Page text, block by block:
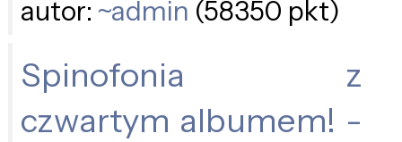
autor: ~admin (58350 pkt)
Spinofonia z
czwartym albumem! -